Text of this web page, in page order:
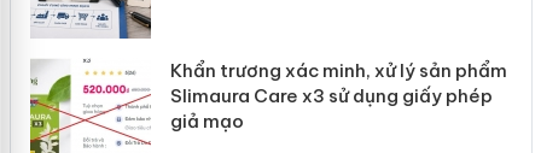
Khẩn trương xác minh, xử lý sản phẩm
Slimaura Care x3 sử dụng giấy phép
giả mạo